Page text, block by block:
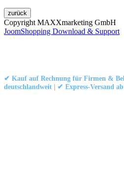
Copyright MAXXmarketing GmbH
JoomShopping Download & Support
✔ Kauf auf Rechnung für Firmen &
deutschlandweit | ✔ Express-Versand